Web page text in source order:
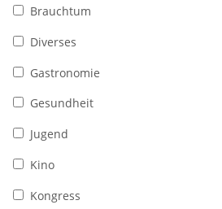
Brauchtum
Diverses
Gastronomie
Gesundheit
Jugend
Kino
Kongress